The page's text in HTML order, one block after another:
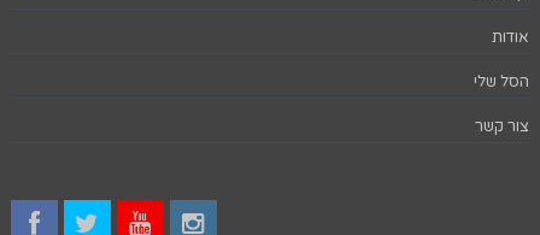
אודות
הסל שלי
צור קשר